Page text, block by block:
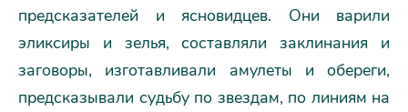
предсказателей и ясновидцев. Они варили
эликсиры и зелья, составляли заклинания и
заговоры, изготавливали амулеты и обереги,
предсказывали судьбу по звездам, по линиям на